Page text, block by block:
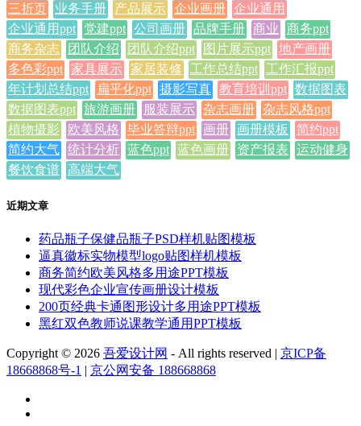
三折页 业务手册 产品展示 企业画册 企业通用
企业通用ppt
党建ppt 公司画册 品牌手册 商业
商务ppt
商务杂志
团队介绍 团队介绍ppt 图片展示ppt 地产画册
多色彩ppt
家具展示 家居装修 工作总结ppt
工作汇报ppt
年计划总结ppt
扁平化ppt 摄影写真 教育培训ppt 数据图表
数据图表ppt 旅游画册 服装展示 杂志画册
杂志风格ppt
植物摄影
欧美风格 毕业答辩ppt 画册 画册模板
简约ppt
简约大气 统计分析 蓝色ppt 蓝色画册 资产报表
运动健身
餐饮食谱 高端大气
近期文章
药品瓶子保健品瓶子PSD样机贴图模板
逼真徽标实物模型logo贴图样机模板
商务简约欧美风格多用途PPT模板
现代彩色企业宣传画册设计模板
200页经典卡通图形设计多用途PPT模板
黑红双色教师说课教学通用PPT模板
Copyright © 2026 吾爱设计网 - All rights reserved | 京ICP备
18668868号-1 | 京公网安备 188668868